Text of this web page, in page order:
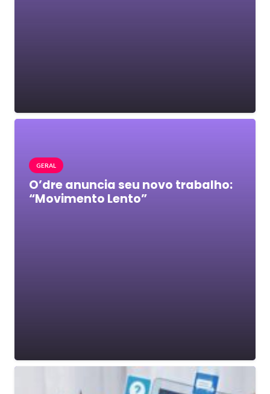
GERAL
O’dre anuncia seu novo trabalho:
“Movimento Lento”